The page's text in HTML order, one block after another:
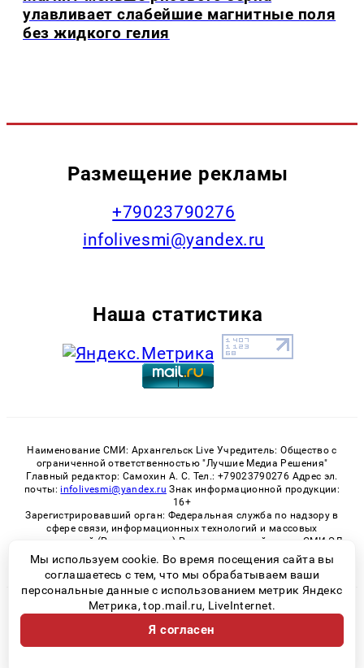
улавливает слабейшие магнитные поля
без жидкого гелия
Размещение рекламы
+79023790276
infolivesmi@yandex.ru
Наша статистика
Наименование СМИ: Архангельск Live Учредитель: Общество с
ограниченной ответственностью "Лучшие Медиа Решения"
Главный редактор: Самохин А. С. Тел.: +79023790276 Адрес эл.
почты: infolivesmi@yandex.ru Знак информационной продукции:
16+
Зарегистрировавший орган: Федеральная служба по надзору в
сфере связи, информационных технологий и массовых
коммуникаций (Роскомнадзор) Регистрационный номер СМИ ЭЛ
№ ФС 77 - 82533 от 21.01.2022
© 2026 «Архангельск Live» | Все права защищены
Возрастная категория сайта 16+
Политика конфиденциальности
Мы используем cookie. Во время посещения сайта вы
соглашаетесь с тем, что мы обрабатываем ваши
персональные данные с использованием метрик Яндекс
Метрика, top.mail.ru, LiveInternet.
Я согласен